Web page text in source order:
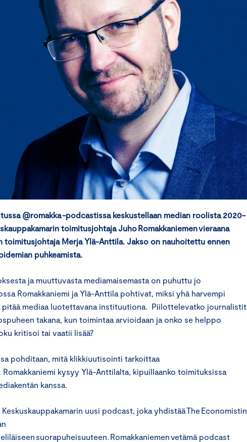
@romakka -podcastissa keskustellaan median roolista 2020-
toimitusjohtaja Juho Romakkaniemen vieraana
toimitusjohtaja Merja Ylä-Anttila. Jakso on nauhoitettu ennen
puhkeamista.
ja muuttuvasta mediamaisemasta on puhuttu jo
Romakkaniemi ja Ylä-Anttila pohtivat, miksi yhä harvempi
pitää mediaa luotettavana instituutiona. Piilottelevatko journalistit
takana, kun toimintaa arvioidaan ja onko se helppo
kritisoi tai vaatii lisää?
pohditaan, mitä klikkiuutisointi tarkoittaa
Romakkaniemi kysyy Ylä-Anttilalta, kipuillaanko toimituksissa
kanssa.
Keskuskauppakamarin uusi podcast, joka yhdistää The Economistin
suorapuheisuuteen. Romakkaniemen vetämä podcast